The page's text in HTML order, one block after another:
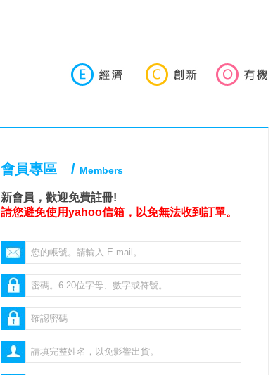
會員專區 / Members
新會員，歡迎免費註冊!
請您避免使用yahoo信箱，以免無法收到訂單。